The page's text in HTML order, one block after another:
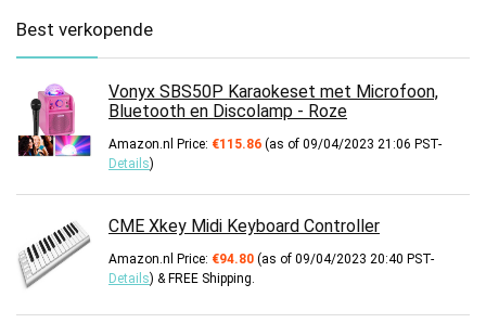
Best verkopende
Vonyx SBS50P Karaokeset met Microfoon,
Bluetooth en Discolamp - Roze
Amazon.nl Price: €115.86 (as of 09/04/2023 21:06 PST-
Details)
CME Xkey Midi Keyboard Controller
Amazon.nl Price: €94.80 (as of 09/04/2023 20:40 PST-
Details) & FREE Shipping.